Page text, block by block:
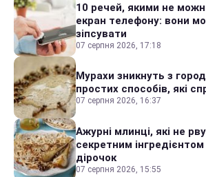
10 речей, якими не
екран телефону: вони
зіпсувати
07 серпня 2026, 17:18
Мурахи зникнуть з
простих способів, які
07 серпня 2026, 16:37
Ажурні млинці, які не
секретним
дірочок
07 серпня 2026, 15:55